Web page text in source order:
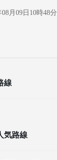
08月09日10時48分
線
気路線